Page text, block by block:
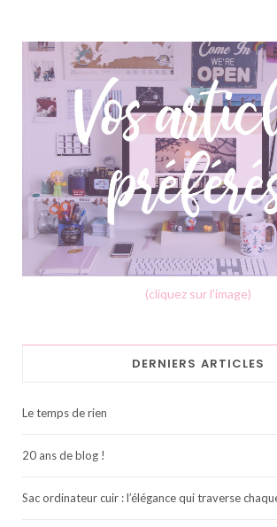
(cliquez sur l'image)
DERNIERS ARTICLES
Le temps de rien
20 ans de blog !
Sac ordinateur cuir : l’élégance qui traverse